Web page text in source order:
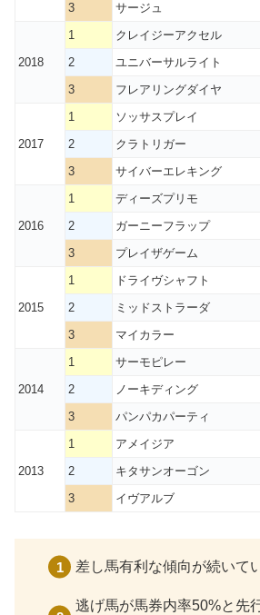
3 サージュ
2018
1 クレイジーアクセル
2
ユニバーサルライト
3
フレアリングダイヤ
2017
1 ソッサスプレイ
2
クラトリガー
3
サイバーエレキング
2016
1 ディーズプリモ
2
ガーニーフラップ
3
プレイザゲーム
2015
1 ドライヴシャフト
2
ミッドストラーダ
3
マイカラー
2014
1 サーモピレー
2
ノーキディング
3
パンパカパーティ
2013
1 アメイジア
2
キタサンオーゴン
3
イヴアルブ
差し馬有利な傾向が続いて
逃げ馬が馬券内率50%と先